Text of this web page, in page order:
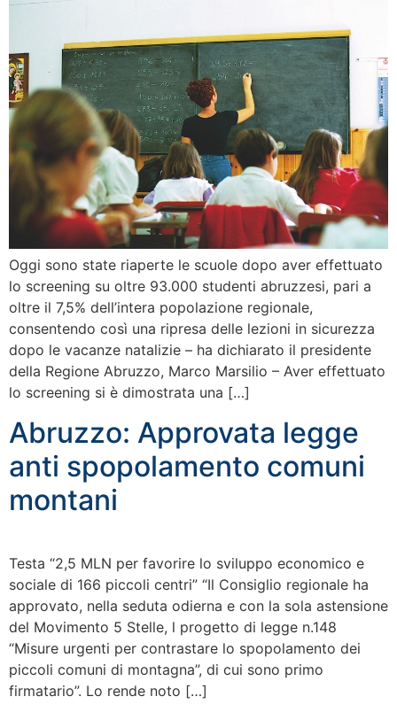
Oggi sono state riaperte le scuole dopo aver effettuato
lo screening su oltre 93.000 studenti abruzzesi, pari a
oltre il 7,5% dell’intera popolazione regionale,
consentendo così una ripresa delle lezioni in sicurezza
dopo le vacanze natalizie – ha dichiarato il presidente
della Regione Abruzzo, Marco Marsilio – Aver effettuato
lo screening si è dimostrata una […]
Abruzzo: Approvata legge
anti spopolamento comuni
montani
Testa “2,5 MLN per favorire lo sviluppo economico e
sociale di 166 piccoli centri” “Il Consiglio regionale ha
approvato, nella seduta odierna e con la sola astensione
del Movimento 5 Stelle, l progetto di legge n.148
“Misure urgenti per contrastare lo spopolamento dei
piccoli comuni di montagna”, di cui sono primo
firmatario”. Lo rende noto […]